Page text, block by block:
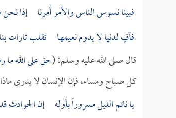
فبينا نسوس الناس والأمر أمرنا إذا
فأفٍ لدنيا لا يدوم نعيمها تقلب تارات
قال صلى الله عليه وسلم: (حق على الله ما
كل صباح ومساء، فإن الإنسان لا يدري
يا نائم الليل مسروراً بأوله إن الحوادث